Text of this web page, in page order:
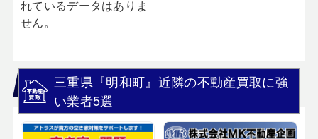
れているデータはありま
せん。
三重県『明和町』近隣の不動産買取に強
い業者5選